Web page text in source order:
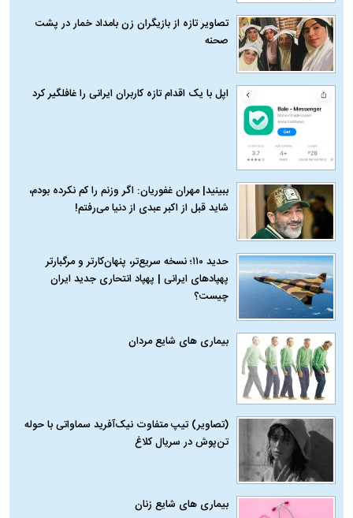
تصاویر تازه از بازیگران زن بامداد خمار در پشت
صحنه
اپل با یک اقدام تازه کاربران ایرانی را غافلگیر کرد
ببینید| مهران غفوریان: اگر وزنم را کم نکرده بودم،
شاید قبل از اکبر عبدی از دنیا می‌رفتم!
حدید ۱۱۰؛ نسخه سریع‌تر، پنهان‌کارتر و مرگبارتر
پهپادهای ایرانی | پهپاد انتحاری جدید ایران
چیست؟
بیماری‌ های شایع مردان
(تصاویر) تیپ متفاوت نیک‌آفرید سماواتی با حوله
تن‌پوش در سریال کلاغ
بیماری‌ های شایع زنان